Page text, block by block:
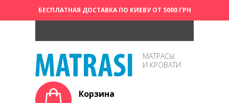
БЕСПЛАТНАЯ ДОСТАВКА ПО КИЕВУ ОТ 5000 ГРН
МАТРАСЫ
И КРОВАТИ
Корзина